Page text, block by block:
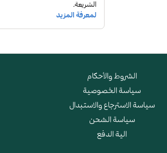
الشروط والأحكام
سياسة الخصوصية
سياسة الاسترجاع والاستبدال
سياسة الشحن
الية الدفع